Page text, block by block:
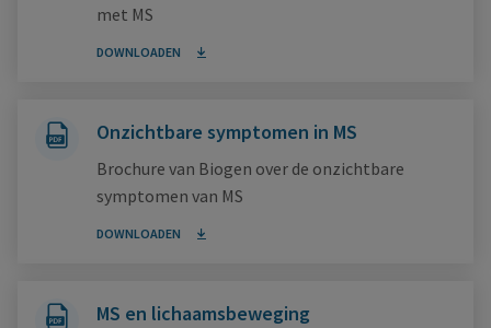
met MS
DOWNLOADEN
Onzichtbare symptomen in MS
Brochure van Biogen over de onzichtbare
symptomen van MS
DOWNLOADEN
MS en lichaamsbeweging